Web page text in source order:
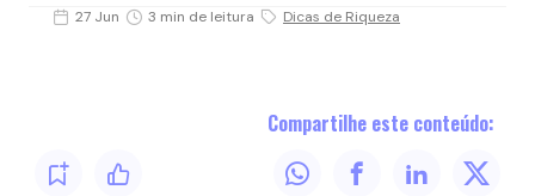
27 Jun 3 min de leitura Dicas de Riqueza
Compartilhe este conteúdo: